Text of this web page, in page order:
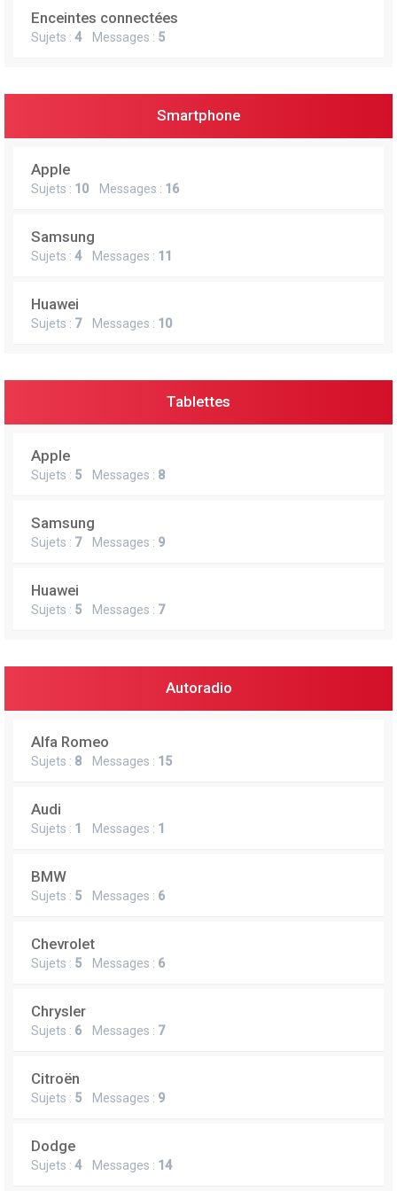
Enceintes connectées
Sujets : 4Messages : 5
Smartphone
Apple
Sujets : 10 Messages : 16
Samsung
Sujets : 4Messages : 11
Huawei
Sujets : 7Messages : 10
Tablettes
Apple
Sujets : 5 Messages : 8
Samsung
Sujets : 7Messages : 9
Huawei
Sujets : 5 Messages : 7
Autoradio
Alfa Romeo
Sujets : 8 Messages : 15
Audi
Sujets : 1 Messages : 1
BMW
Sujets : 5 Messages : 6
Chevrolet
Sujets : 5 Messages : 6
Chrysler
Sujets : 6 Messages : 7
Citroën
Sujets : 5 Messages : 9
Dodge
Sujets : 4Messages : 14